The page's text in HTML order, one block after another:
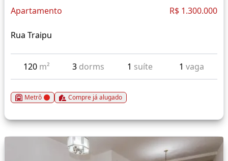
Apartamento R$ 1.300.000
Rua Traipu
120 m² 3 dorms 1 suíte 1 vaga
Metrô Compre já alugado